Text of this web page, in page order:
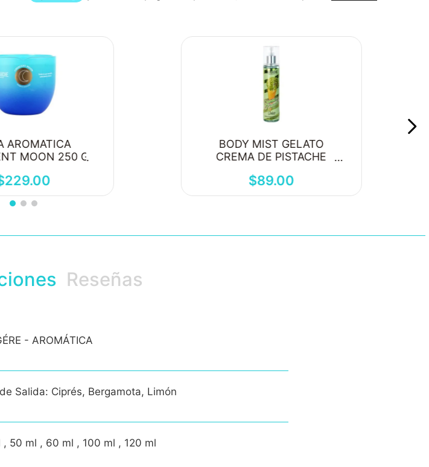
AROMATICA
MOON 250 G
229.00
BODY MIST GELATO
CREMA DE PISTACHE
$89.00
Reseñas
- AROMÁTICA
Salida: Ciprés, Bergamota, Limón
, 50 ml , 60 ml , 100 ml , 120 ml